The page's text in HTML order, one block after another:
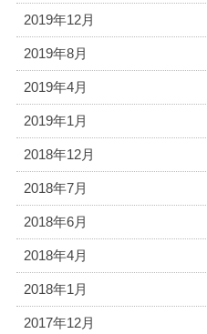
2019年12月
2019年8月
2019年4月
2019年1月
2018年12月
2018年7月
2018年6月
2018年4月
2018年1月
2017年12月